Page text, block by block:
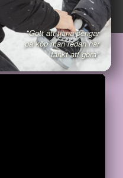
"Gott att tjäna pengar
på köp man redan har
tänkt att göra"